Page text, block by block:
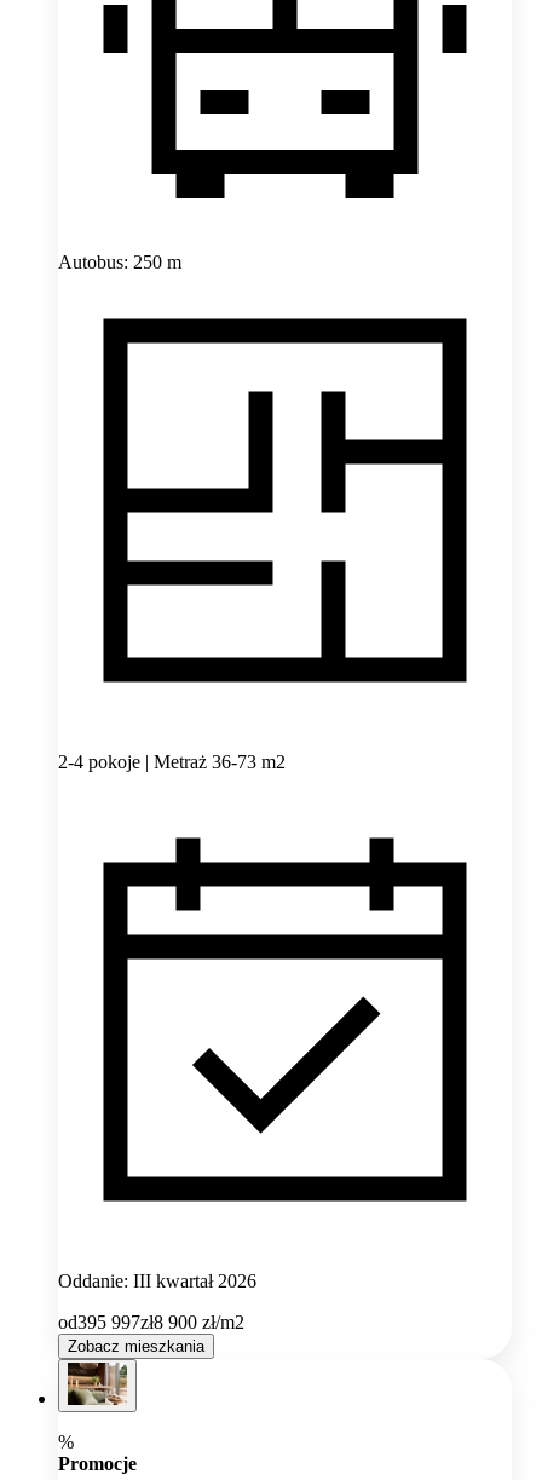
Autobus: 250 m
2-4 pokoje | Metraż 36-73 m2
Oddanie: III kwartał 2026
od395 997zł8 900 zł/m2
Zobacz mieszkania
%
Promocje